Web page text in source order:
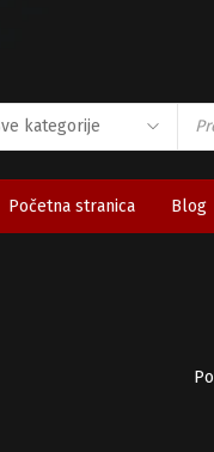
Početna stranica Blog